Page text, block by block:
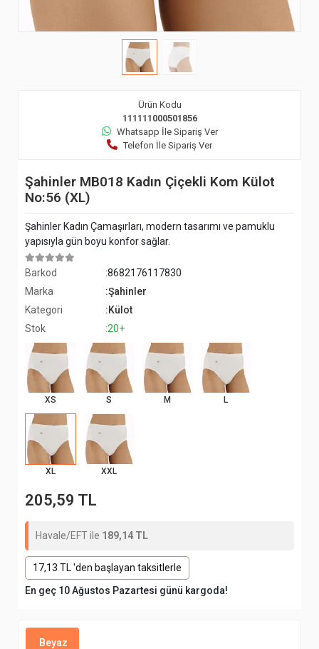
Ürün Kodu
111111000501856
Whatsapp İle Sipariş Ver
Telefon İle Sipariş Ver
Şahinler MB018 Kadın Çiçekli Kom Külot
No:56 (XL)
Şahinler Kadın Çamaşırları, modern tasarımı ve pamuklu
yapısıyla gün boyu konfor sağlar.
Barkod
:8682176117830
Marka
:Şahinler
Kategori
:Külot
Stok
:20+
XS S M L
XL XXL
205,59 TL
Havale/EFT ile 189,14 TL
17,13 TL 'den başlayan taksitlerle
En geç 10 Ağustos Pazartesi günü kargoda!
Beyaz